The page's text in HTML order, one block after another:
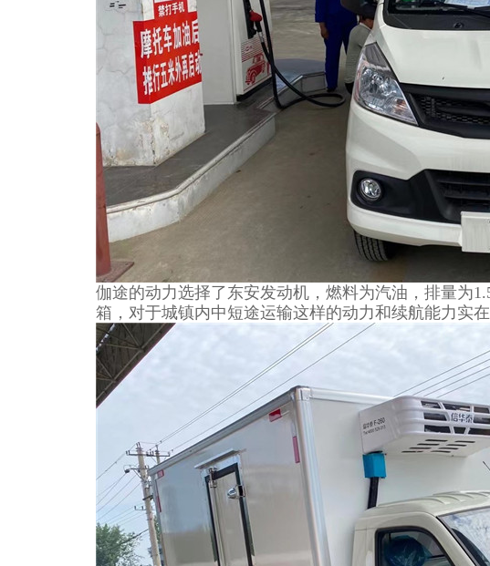
伽途的动力选择了东安发动机，燃料为汽油，排量为
箱，对于城镇内中短途运输这样的动力和续航能力实在